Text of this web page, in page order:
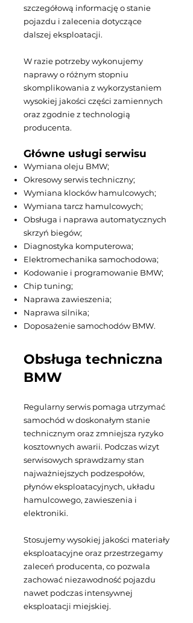
szczegółową informację o stanie
pojazdu i zalecenia dotyczące
dalszej eksploatacji.
W razie potrzeby wykonujemy
naprawy o różnym stopniu
skomplikowania z wykorzystaniem
wysokiej jakości części zamiennych
oraz zgodnie z technologią
producenta.
Główne usługi serwisu
Wymiana oleju BMW;
Okresowy serwis techniczny;
Wymiana klocków hamulcowych;
Wymiana tarcz hamulcowych;
Obsługa i naprawa automatycznych
skrzyń biegów;
Diagnostyka komputerowa;
Elektromechanika samochodowa;
Kodowanie i programowanie BMW;
Chip tuning;
Naprawa zawieszenia;
Naprawa silnika;
Doposażenie samochodów BMW.
Obsługa techniczna
BMW
Regularny serwis pomaga utrzymać
samochód w doskonałym stanie
technicznym oraz zmniejsza ryzyko
kosztownych awarii. Podczas wizyt
serwisowych sprawdzamy stan
najważniejszych podzespołów,
płynów eksploatacyjnych, układu
hamulcowego, zawieszenia i
elektroniki.
Stosujemy wysokiej jakości materiały
eksploatacyjne oraz przestrzegamy
zaleceń producenta, co pozwala
zachować niezawodność pojazdu
nawet podczas intensywnej
eksploatacji miejskiej.